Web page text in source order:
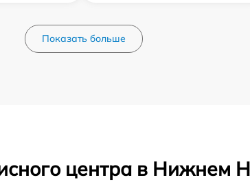
Показать больше
центра в Нижнем